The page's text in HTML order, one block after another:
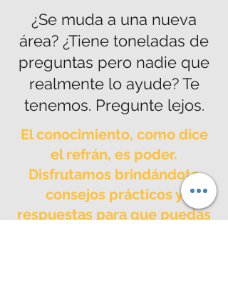
¿Se muda a una nueva
área? ¿Tiene toneladas de
preguntas pero nadie que
realmente lo ayude? Te
tenemos. Pregunte lejos.
El conocimiento, como dice
el refrán, es poder.
Disfrutamos brindándote
consejos prácticos y
respuestas para que puedas